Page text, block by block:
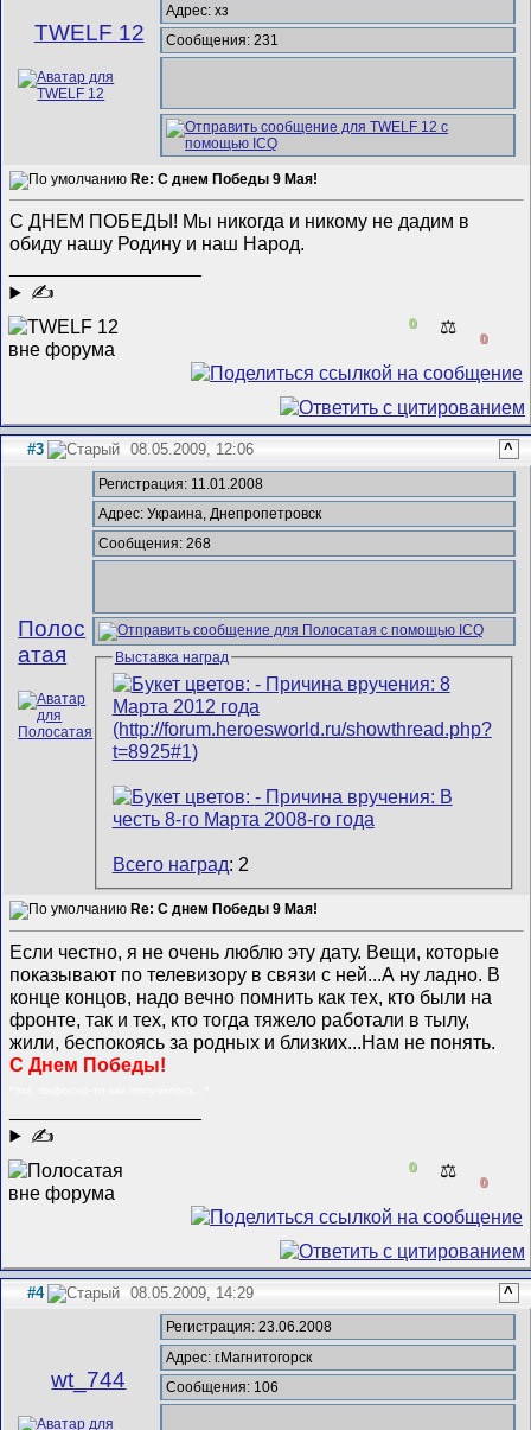
TWELF 12
Адрес: хз
Сообщения: 231
Re: С днем Победы 9 Мая!
С ДНЕМ ПОБЕДЫ! Мы никогда и никому не дадим в
обиду нашу Родину и наш Народ.
✍
0 ⚖️
0
#3 08.05.2009, 12:06 ^
Полос
атая
Регистрация: 11.01.2008
Адрес: Украина, Днепропетровск
Сообщения: 268
Выставка наград
Всего наград: 2
Re: С днем Победы 9 Мая!
Если честно, я не очень люблю эту дату. Вещи, которые
показывают по телевизору в связи с ней...А ну ладно. В
конце концов, надо вечно помнить как тех, кто были на
фронте, так и тех, кто тогда тяжело работали в тылу,
жили, беспокоясь за родных и близких...Нам не понять.
С Днем Победы!
✍
0 ⚖️
0
#4 08.05.2009, 14:29 ^
wt_744
Регистрация: 23.06.2008
Адрес: г.Магнитогорск
Сообщения: 106